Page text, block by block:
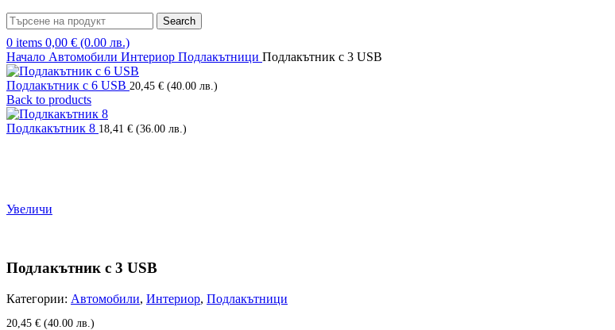
Search
0 items 0,00 € (0.00 лв.)
Начало Автомобили Интериор Подлакътници Подлакътник с 3 USB
Подлакътник с 6 USB 20,45 € (40.00 лв.)
Back to products
Подлкакътник 8 18,41 € (36.00 лв.)
Увеличи
Подлакътник с 3 USB
Категории: Автомобили, Интериор, Подлакътници
20,45 € (40.00 лв.)